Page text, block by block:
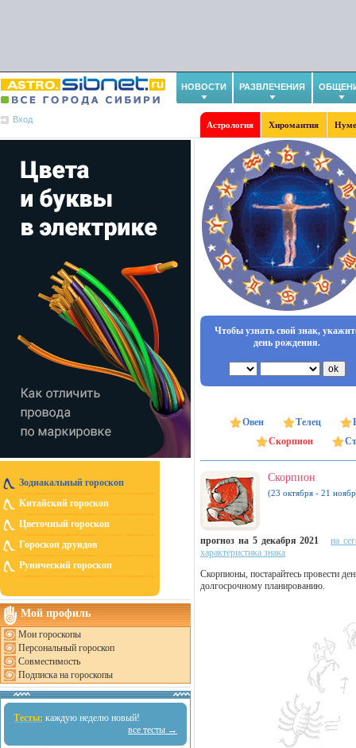
НОВОСТИ РАЗВЛЕЧЕНИЯ
Вход
Астрология Хиромантия
Зодиакальный гороскоп
Китайский гороскоп
Цветочный гороскоп
Гороскоп друидов
Рунический гороскоп
Мой профиль
Мои гороскопы
Персональный гороскоп
Совместимость
Подписка на гороскопы
Тесты: каждую неделю новый!
все тесты →
Чтобы узнать свой знак,
день рождения.
Овен Телец
Скорпион
Скорпион
(23 октября - 21
прогноз на 5 декабря 2021
на
характеристика знака
Скорпионы, постарайтесь провести
долгосрочному планированию.